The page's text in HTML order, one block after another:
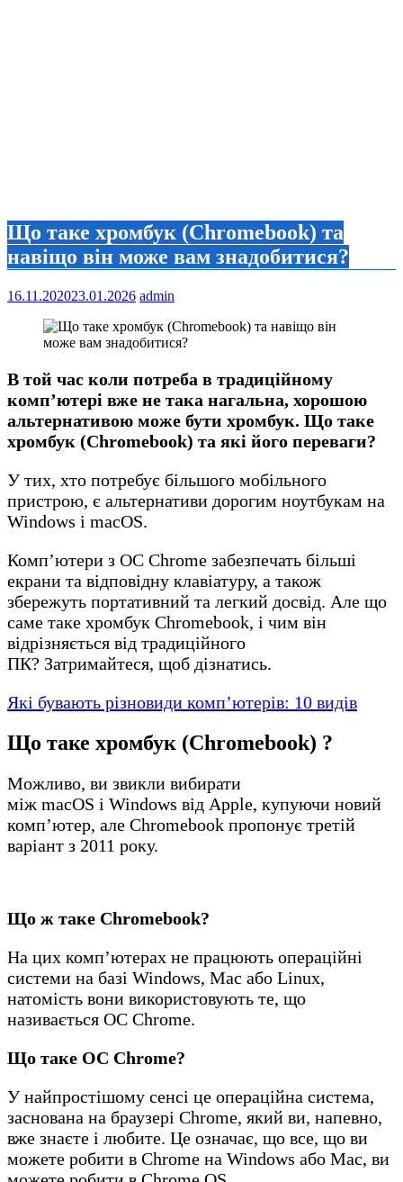
Що таке хромбук (Chromebook) та
навіщо він може вам знадобитися?
16.11.202023.01.2026 admin
В той час коли потреба в традиційному
комп’ютері вже не така нагальна, хорошою
альтернативою може бути хромбук. Що таке
хромбук (Chromebook) та які його переваги?
У тих, хто потребує більшого мобільного
пристрою, є альтернативи дорогим ноутбукам на
Windows і macOS.
Комп’ютери з ОС Chrome забезпечать більші
екрани та відповідну клавіатуру, а також
збережуть портативний та легкий досвід. Але що
саме таке хромбук Chromebook, і чим він
відрізняється від традиційного
ПК? Затримайтеся, щоб дізнатись.
Які бувають різновиди комп’ютерів: 10 видів
Що таке хромбук (Chromebook) ?
Можливо, ви звикли вибирати
між macOS і Windows від Apple, купуючи новий
комп’ютер, але Chromebook пропонує третій
варіант з 2011 року.
Що ж таке Chromebook?
На цих комп’ютерах не працюють операційні
системи на базі Windows, Mac або Linux,
натомість вони використовують те, що
називається ОС Chrome.
Що таке ОС Chrome?
У найпростішому сенсі це операційна система,
заснована на браузері Chrome, який ви, напевно,
вже знаєте і любите. Це означає, що все, що ви
можете робити в Chrome на Windows або Mac, ви